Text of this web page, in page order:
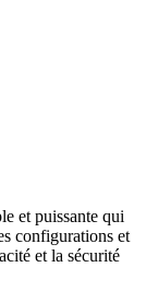
et puissante qui
configurations et
et la sécurité